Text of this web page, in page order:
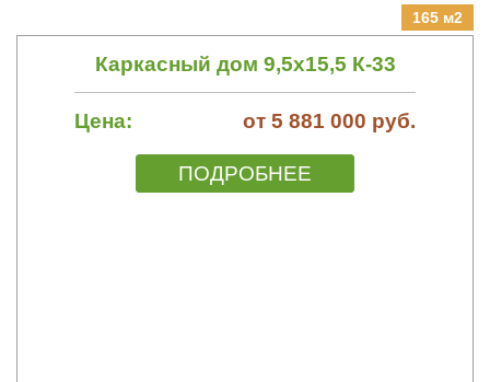
165 м2
Каркасный дом 9,5х15,5 К-33
Цена: от 5 881 000 руб.
ПОДРОБНЕЕ